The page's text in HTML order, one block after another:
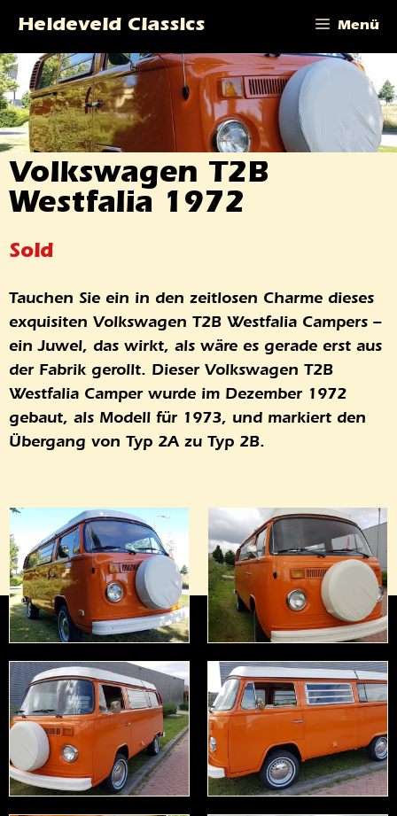
Inhalt
springen
Heideveld Classics Menü
Volkswagen T2B
Westfalia 1972
Sold
Tauchen Sie ein in den zeitlosen Charme dieses
exquisiten Volkswagen T2B Westfalia Campers –
ein Juwel, das wirkt, als wäre es gerade erst aus
der Fabrik gerollt. Dieser Volkswagen T2B
Westfalia Camper wurde im Dezember 1972
gebaut, als Modell für 1973, und markiert den
Übergang von Typ 2A zu Typ 2B.